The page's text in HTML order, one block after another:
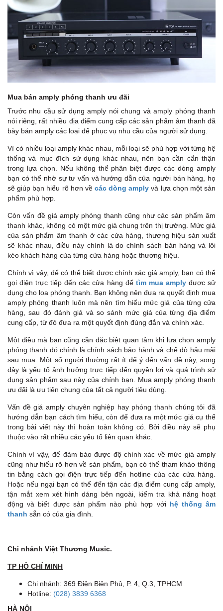
Mua bán amply phóng thanh ưu đãi
Trước nhu cầu sử dụng amply nói chung và amply phóng thanh
nói riêng, rất nhiều địa điểm cung cấp các sản phẩm âm thanh đã
bày bán amply các loại để phục vụ nhu cầu của người sử dụng.
Vì có nhiều loại amply khác nhau, mỗi loại sẽ phù hợp với từng hệ
thống và mục đích sử dụng khác nhau, nên bạn cần cẩn thận
trong lựa chọn. Nếu không thể phân biệt được các dòng amply
bạn có thể nhờ sự tư vấn và hướng dẫn của người bán hàng, họ
sẽ giúp bạn hiểu rõ hơn về các dòng amply và lựa chọn một sản
phẩm phù hợp.
Còn vấn đề giá amply phóng thanh cũng như các sản phẩm âm
thanh khác, không có một mức giá chung trên thị trường. Mức giá
của sản phẩm âm thanh ở các cửa hàng, thương hiệu sản xuất
sẽ khác nhau, điều này chính là do chính sách bán hàng và lôi
kéo khách hàng của từng cửa hàng hoặc thương hiệu.
Chính vì vậy, để có thể biết được chính xác giá amply, bạn có thể
gọi điện trực tiếp đến các cửa hàng để tìm mua amplyđược sử
dụng cho loa phóng thanh. Bạn không nên đưa ra quyết định mua
amply phóng thanh luôn mà nên tìm hiểu mức giá của từng cửa
hàng, sau đó đánh giá và so sánh mức giá của từng địa điểm
cung cấp, từ đó đưa ra một quyết định đúng đắn và chính xác.
Một điều mà bạn cũng cần đặc biệt quan tâm khi lựa chọn amply
phóng thanh đó chính là chính sách bảo hành và chế độ hậu mãi
sau mua. Một số người thường rất ít để ý đến vấn đề này, song
đây là yếu tố ảnh hưởng trực tiếp đến quyền lợi và quá trình sử
dụng sản phẩm sau này của chính bạn. Mua amply phóng thanh
ưu đãi là ưu tiên chung của tất cả người tiêu dùng.
Vấn đề giá amply chuyên nghiệp hay phóng thanh chúng tôi đã
hướng dẫn bạn cách tìm hiểu, còn để đưa ra một mức giá cụ thể
trong bài viết này thì hoàn toàn không có. Bởi điều này sẽ phụ
thuộc vào rất nhiều các yếu tố liên quan khác.
Chính vì vậy, để đảm bảo được độ chính xác về mức giá amply
cũng như hiểu rõ hơn về sản phẩm, bạn có thể tham khảo thông
tin bằng cách gọi điện trực tiếp đến hotline của các cửa hàng.
Hoặc nếu ngại bạn có thể đến tận các địa điểm cung cấp amply,
tận mắt xem xét hình dáng bên ngoài, kiểm tra khả năng hoạt
động và biết được sản phẩm nào phù hợp với hệ thống âm
thanh sẵn có của gia đình.
Chi nhánh Việt Thương Music.
TP HỒ CHÍ MINH
Chi nhánh: 369 Điện Biên Phủ, P. 4, Q.3, TPHCM
Hotline: (028) 3839 6368
HÀ NỘI